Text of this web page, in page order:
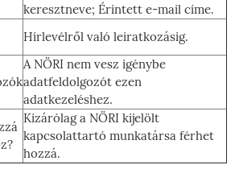
keresztneve; Érintett e-mail címe.
Hírlevélről való leiratkozásig.
A NÖRI nem vesz igénybe
adatfeldolgozót ezen
adatkezeléshez.
Kizárólag a NÖRI kijelölt
kapcsolattartó munkatársa férhet
hozzá.